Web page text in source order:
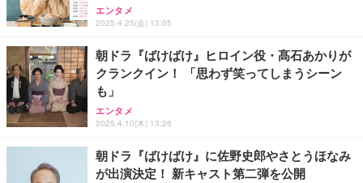
エンタメ
2025.4.25(金) 13:05
朝ドラ『ばけばけ』ヒロイン役・髙石あかりが
クランクイン！ 「思わず笑ってしまうシーン
も」
エンタメ
2025.4.10(木) 13:26
朝ドラ『ばけばけ』に佐野史郎やさとうほなみ
が出演決定！ 新キャスト第二弾を公開